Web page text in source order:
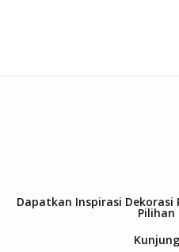
Dapatkan Inspirasi Dekorasi
Pilihan